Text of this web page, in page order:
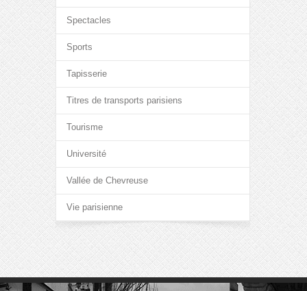
Spectacles
Sports
Tapisserie
Titres de transports parisiens
Tourisme
Université
Vallée de Chevreuse
Vie parisienne